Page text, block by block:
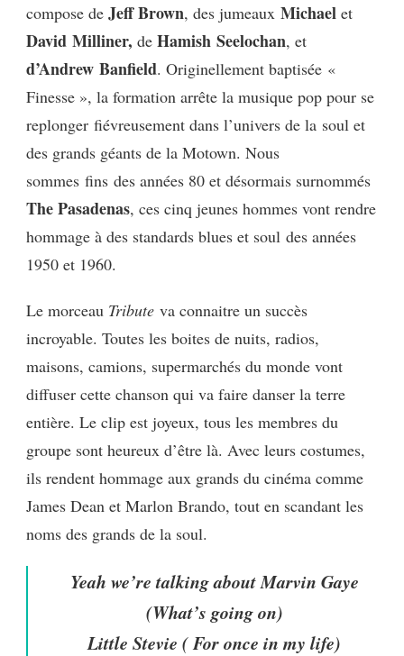
compose de Jeff Brown, des jumeaux Michael et
David Milliner, de Hamish Seelochan, et
d’Andrew Banfield. Originellement baptisée «
Finesse », la formation arrête la musique pop pour se
replonger fiévreusement dans l’univers de la soul et
des grands géants de la Motown. Nous
sommes fins des années 80 et désormais surnommés
The Pasadenas, ces cinq jeunes hommes vont rendre
hommage à des standards blues et soul des années
1950 et 1960.
Le morceau Tribute va connaitre un succès
incroyable. Toutes les boites de nuits, radios,
maisons, camions, supermarchés du monde vont
diffuser cette chanson qui va faire danser la terre
entière. Le clip est joyeux, tous les membres du
groupe sont heureux d’être là. Avec leurs costumes,
ils rendent hommage aux grands du cinéma comme
James Dean et Marlon Brando, tout en scandant les
noms des grands de la soul.
Yeah we’re talking about Marvin Gaye
(What’s going on)
Little Stevie ( For once in my life)